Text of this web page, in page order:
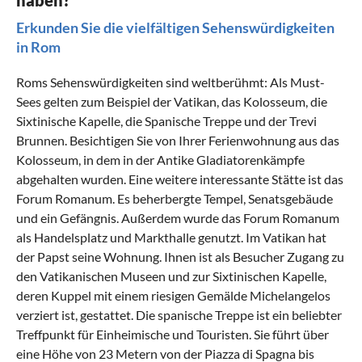
Erkunden Sie die vielfältigen Sehenswürdigkeiten
in Rom
Roms Sehenswürdigkeiten sind weltberühmt: Als Must-
Sees gelten zum Beispiel der Vatikan, das Kolosseum, die
Sixtinische Kapelle, die Spanische Treppe und der Trevi
Brunnen. Besichtigen Sie von Ihrer Ferienwohnung aus das
Kolosseum, in dem in der Antike Gladiatorenkämpfe
abgehalten wurden. Eine weitere interessante Stätte ist das
Forum Romanum. Es beherbergte Tempel, Senatsgebäude
und ein Gefängnis. Außerdem wurde das Forum Romanum
als Handelsplatz und Markthalle genutzt. Im Vatikan hat
der Papst seine Wohnung. Ihnen ist als Besucher Zugang zu
den Vatikanischen Museen und zur Sixtinischen Kapelle,
deren Kuppel mit einem riesigen Gemälde Michelangelos
verziert ist, gestattet. Die spanische Treppe ist ein beliebter
Treffpunkt für Einheimische und Touristen. Sie führt über
eine Höhe von 23 Metern von der Piazza di Spagna bis